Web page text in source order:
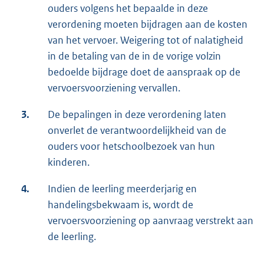
ouders volgens het bepaalde in deze
verordening moeten bijdragen aan de kosten
van het vervoer. Weigering tot of nalatigheid
in de betaling van de in de vorige volzin
bedoelde bijdrage doet de aanspraak op de
vervoersvoorziening vervallen.
3.
De bepalingen in deze verordening laten
onverlet de verantwoordelijkheid van de
ouders voor hetschoolbezoek van hun
kinderen.
4.
Indien de leerling meerderjarig en
handelingsbekwaam is, wordt de
vervoersvoorziening op aanvraag verstrekt aan
de leerling.